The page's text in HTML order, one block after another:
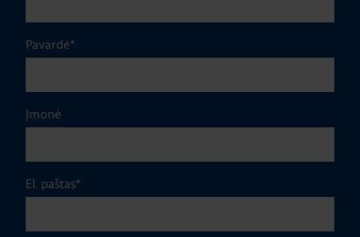
Pavardė*
Įmonė
El. paštas*